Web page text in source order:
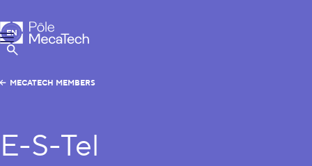
MecaTech
Menu
Show Search
EN
FR
MECATECH MEMBERS
E-S-Tel